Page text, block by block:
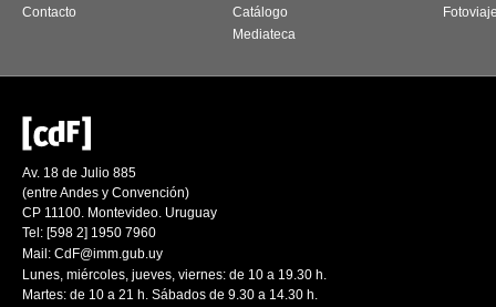
Contacto
Catálogo
Mediateca
Av. 18 de Julio 885
(entre Andes y Convención)
CP 11100. Montevideo. Uruguay
Tel: [598 2] 1950 7960
Mail: CdF@imm.gub.uy
Lunes, miércoles, jueves, viernes: de 10 a 19.30 h.
Martes: de 10 a 21 h. Sábados de 9.30 a 14.30 h.